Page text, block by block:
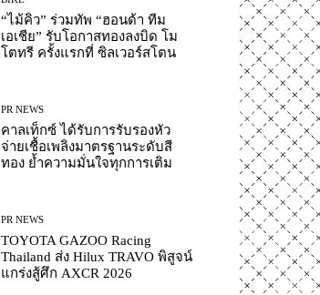
“ไม้คิว” ร่วมทัพ “ฮอนด้า ทีม
เอเชีย” รับโอกาสทองลงบิด โม
โตทรี ครั้งแรกที่ ซิลเวอร์สโตน
PR NEWS
คาลเท็กซ์ ได้รับการรับรองหัว
จ่ายเชื้อเพลิงมาตรฐานระดับสี
ทอง ย้ำความมั่นใจทุกการเติม
PR NEWS
TOYOTA GAZOO Racing
Thailand ส่ง Hilux TRAVO พิสูจน์
แกร่งสู้ศึก AXCR 2026